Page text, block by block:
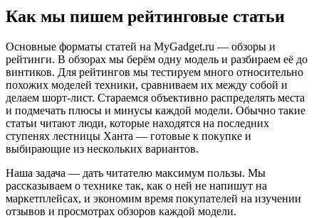
Как мы пишем рейтинговые статьи
Основные форматы статей на MyGadget.ru — обзоры и
рейтинги. В обзорах мы берём одну модель и разбираем её до
винтиков. Для рейтингов мы тестируем много относительно
похожих моделей техники, сравниваем их между собой и
делаем шорт-лист. Стараемся объективно распределять места
и подмечать плюсы и минусы каждой модели. Обычно такие
статьи читают люди, которые находятся на последних
ступенях лестницы Ханта — готовые к покупке и
выбирающие из нескольких вариантов.
Наша задача — дать читателю максимум пользы. Мы
рассказываем о технике так, как о ней не напишут на
маркетплейсах, и экономим время покупателей на изучении
отзывов и просмотрах обзоров каждой модели.